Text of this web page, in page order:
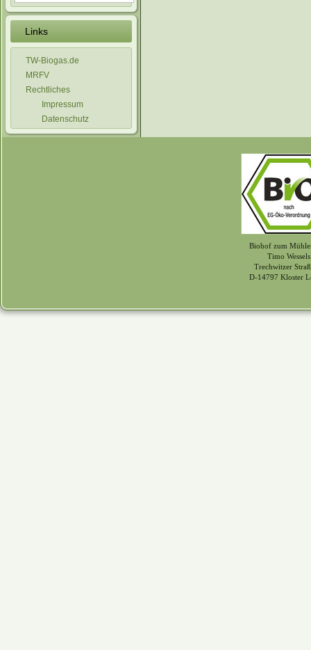
Links
TW-Biogas.de
MRFV
Rechtliches
Impressum
Datenschutz
Biohof zum
Timo Wessels
Trechwitzer
D-14797 Kloster